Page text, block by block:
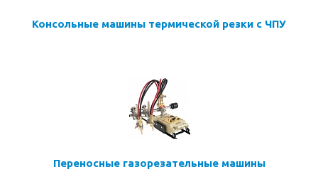
Консольные машины термической резки с ЧПУ
Переносные газорезательные машины